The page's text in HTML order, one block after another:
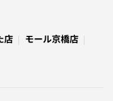
店
モール京橋店